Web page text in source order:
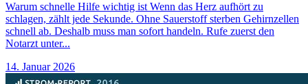
Warum schnelle Hilfe wichtig ist Wenn das Herz aufhört zu
schlagen, zählt jede Sekunde. Ohne Sauerstoff sterben Gehirnzellen
schnell ab. Deshalb muss man sofort handeln. Rufe zuerst den
Notarzt unter...
14. Januar 2026